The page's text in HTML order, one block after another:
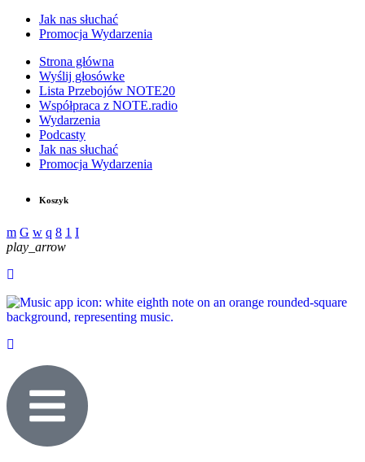
Jak nas słuchać
Promocja Wydarzenia
Strona główna
Wyślij głosówke
Lista Przebojów NOTE20
Współpraca z NOTE.radio
Wydarzenia
Podcasty
Jak nas słuchać
Promocja Wydarzenia
Koszyk
play_arrow